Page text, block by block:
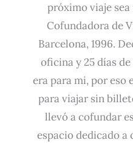
próximo viaje
Cofundadora de
Barcelona, 1996.
oficina y 25 días
era para mi, por eso
para viajar sin
llevó a cofundar
espacio dedicado